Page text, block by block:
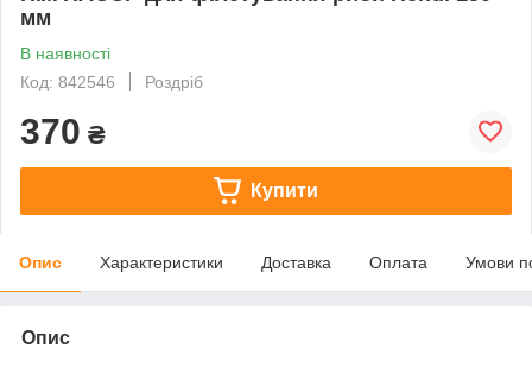
мм
В наявності
Код: 842546
Роздріб
370 ₴
Купити
Опис Характеристики Доставка Оплата Умови
Опис